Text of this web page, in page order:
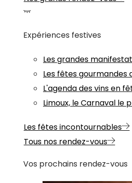
Expériences festives
Les grandes
Les fêtes gourmandes
L'agenda des vins en
Limoux, le Carnaval le
Les fêtes incontournables
Tous nos rendez-vous
Vos prochains rendez-vous